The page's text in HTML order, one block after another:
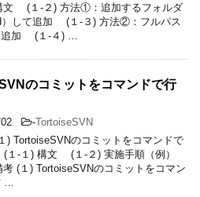
文 (１-２) 方法①：追加するフォルダ
）して追加 (１-３) 方法②：フルパス
追加 (１-４) …
のコミットをコマンドで行
-TortoiseSVN
) TortoiseSVNのコミットをコマンドで
-１) 構文 (１-２) 実施手順（例）
(１) TortoiseSVNのコミットをコマン
…